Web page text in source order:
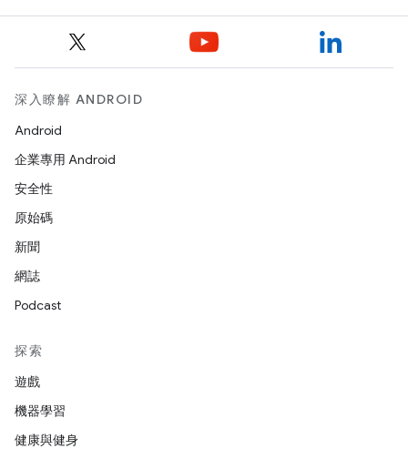
深入瞭解 ANDROID
Android
企業專用 Android
安全性
原始碼
新聞
網誌
Podcast
探索
遊戲
機器學習
健康與健身